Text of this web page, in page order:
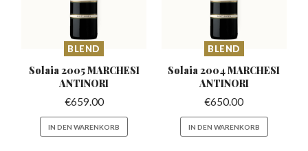
BLEND
Solaia 2005 MARCHESI
ANTINORI
€659.00
IN DEN WARENKORB
BLEND
Solaia 2004 MARCHESI
ANTINORI
€650.00
IN DEN WARENKORB